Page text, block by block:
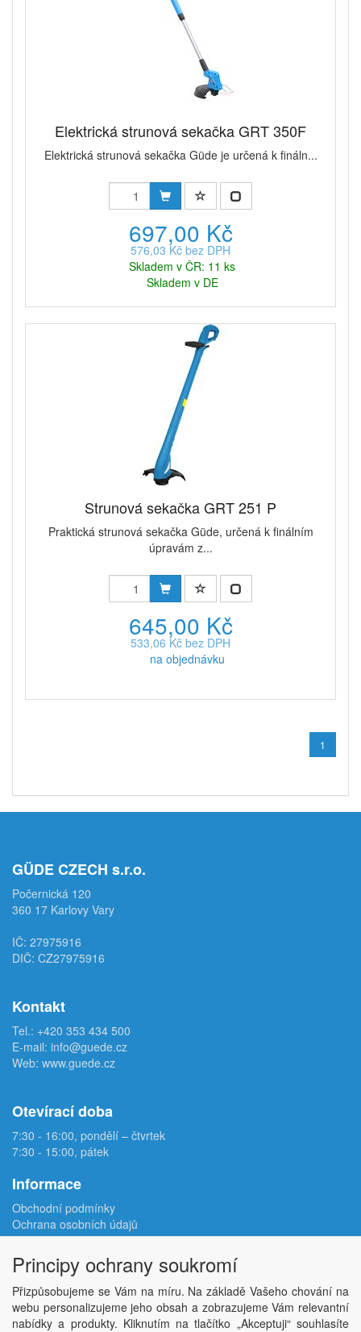
Elektrická strunová sekačka GRT 350F
Elektrická strunová sekačka Güde je určená k fináln...
697,00 Kč
576,03 Kč bez DPH
Skladem v ČR: 11 ks
Skladem v DE
Strunová sekačka GRT 251 P
Praktická strunová sekačka Güde, určená k finálním
úpravám z...
645,00 Kč
533,06 Kč bez DPH
na objednávku
1
GÜDE CZECH s.r.o.
Počernická 120
360 17 Karlovy Vary
IČ: 27975916
DIČ: CZ27975916
Kontakt
Tel.: +420 353 434 500
E-mail: info@guede.cz
Web: www.guede.cz
Otevírací doba
7:30 - 16:00, pondělí – čtvrtek
7:30 - 15:00, pátek
Informace
Obchodní podmínky
Ochrana osobních údajů
Reklamační protokol
Odstoupení od smlouvy
Podmínky užití e-shopu
Doprava
Velkoobchod
Kontakt
Principy ochrany soukromí
Přizpůsobujeme se Vám na míru. Na základě Vašeho chování na
webu personalizujeme jeho obsah a zobrazujeme Vám relevantní
nabídky a produkty. Kliknutím na tlačítko „Akceptuji“ souhlasíte